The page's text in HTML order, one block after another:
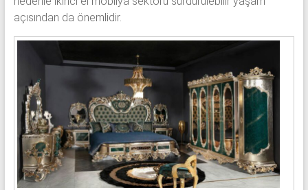
açısından da önemlidir.